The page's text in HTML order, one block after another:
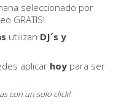
seleccionado por
GRATIS!
utilizan DJ´s y
aplicar hoy para ser
con un solo click!